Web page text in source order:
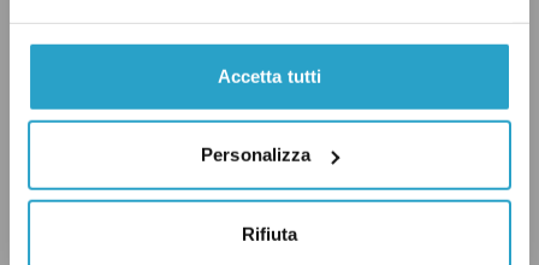
Accetta tutti
Personalizza
Rifiuta
primo luogo.
La dichiarazione di Salvini